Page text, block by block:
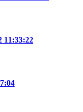
11:33:22